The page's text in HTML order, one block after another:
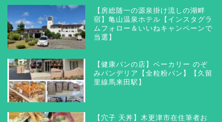
【房総随一の源泉掛け流しの湖畔
宿】亀山温泉ホテル【インスタグラ
ムフォロー＆いいねキャンペーンで
当選】
【健康パンの店】ベーカリー のぞ
みパンデリア【全粒粉パン】【久留
里線馬来田駅】
【穴子 天丼】木更津市在住筆者お